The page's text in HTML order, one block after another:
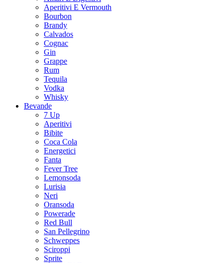
Aperitivi E Vermouth
Bourbon
Brandy
Calvados
Cognac
Gin
Grappe
Rum
Tequila
Vodka
Whisky
Bevande
7 Up
Aperitivi
Bibite
Coca Cola
Energetici
Fanta
Fever Tree
Lemonsoda
Lurisia
Neri
Oransoda
Powerade
Red Bull
San Pellegrino
Schweppes
Sciroppi
Sprite